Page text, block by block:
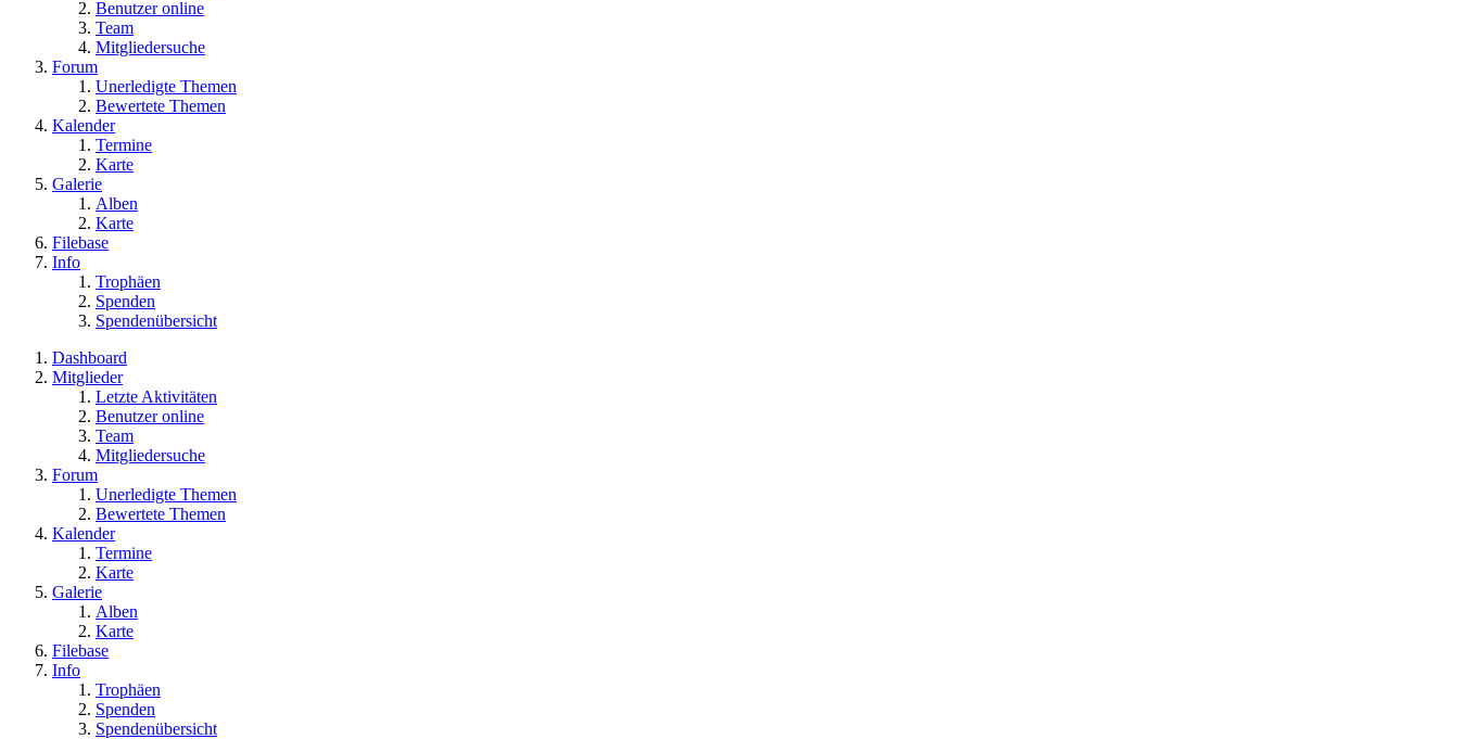
Benutzer online
Team
Mitgliedersuche
Forum
Unerledigte Themen
Bewertete Themen
Kalender
Termine
Karte
Galerie
Alben
Karte
Filebase
Info
Trophäen
Spenden
Spendenübersicht
Dashboard
Mitglieder
Letzte Aktivitäten
Benutzer online
Team
Mitgliedersuche
Forum
Unerledigte Themen
Bewertete Themen
Kalender
Termine
Karte
Galerie
Alben
Karte
Filebase
Info
Trophäen
Spenden
Spendenübersicht